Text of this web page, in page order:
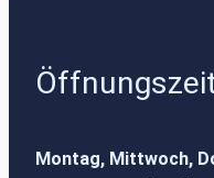
Montag, Mittwoch,